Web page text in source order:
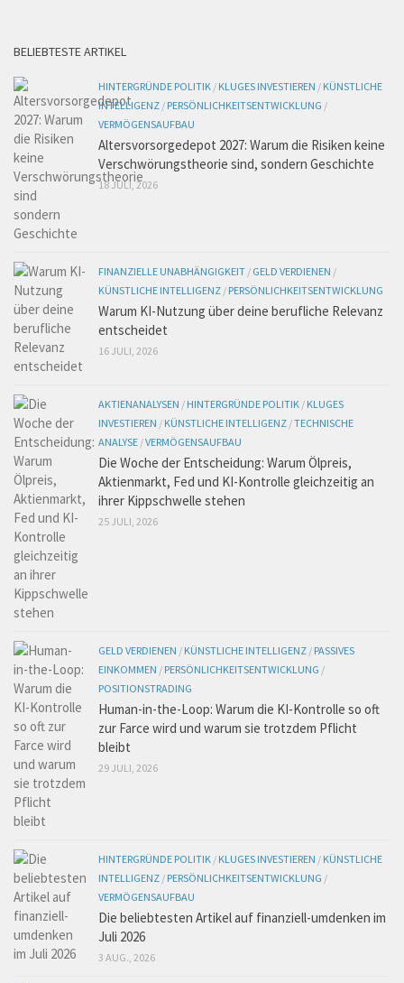
BELIEBTESTE ARTIKEL
HINTERGRÜNDE POLITIK / KLUGES INVESTIEREN / KÜNSTLICHE
INTELLIGENZ / PERSÖNLICHKEITSENTWICKLUNG /
VERMÖGENSAUFBAU
Altersvorsorgedepot 2027: Warum die Risiken keine
Verschwörungstheorie sind, sondern Geschichte
18 JULI, 2026
FINANZIELLE UNABHÄNGIGKEIT / GELD VERDIENEN /
KÜNSTLICHE INTELLIGENZ / PERSÖNLICHKEITSENTWICKLUNG
Warum KI-Nutzung über deine berufliche Relevanz
entscheidet
16 JULI, 2026
AKTIENANALYSEN / HINTERGRÜNDE POLITIK / KLUGES
INVESTIEREN / KÜNSTLICHE INTELLIGENZ /TECHNISCHE
ANALYSE /VERMÖGENSAUFBAU
Die Woche der Entscheidung: Warum Ölpreis,
Aktienmarkt, Fed und KI-Kontrolle gleichzeitig an
ihrer Kippschwelle stehen
25 JULI, 2026
GELD VERDIENEN / KÜNSTLICHE INTELLIGENZ / PASSIVES
EINKOMMEN / PERSÖNLICHKEITSENTWICKLUNG /
POSITIONSTRADING
Human-in-the-Loop: Warum die KI-Kontrolle so oft
zur Farce wird und warum sie trotzdem Pflicht
bleibt
29 JULI, 2026
HINTERGRÜNDE POLITIK / KLUGES INVESTIEREN / KÜNSTLICHE
INTELLIGENZ / PERSÖNLICHKEITSENTWICKLUNG /
VERMÖGENSAUFBAU
Die beliebtesten Artikel auf finanziell-umdenken im
Juli 2026
3 AUG., 2026